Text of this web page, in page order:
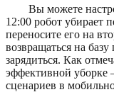
Вы можете
12:00 робот убирает
переносите его на
возвращаться на
зарядиться. Как
эффективной уборке
сценариев в